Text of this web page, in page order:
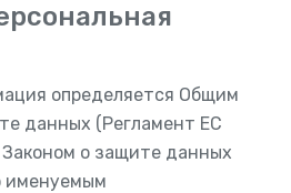
определяется Общим
данных (Регламент ЕС
Законом о защите данных
именуемым